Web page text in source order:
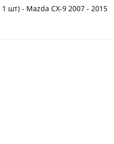
шт) - Mazda CX-9 2007 - 2015